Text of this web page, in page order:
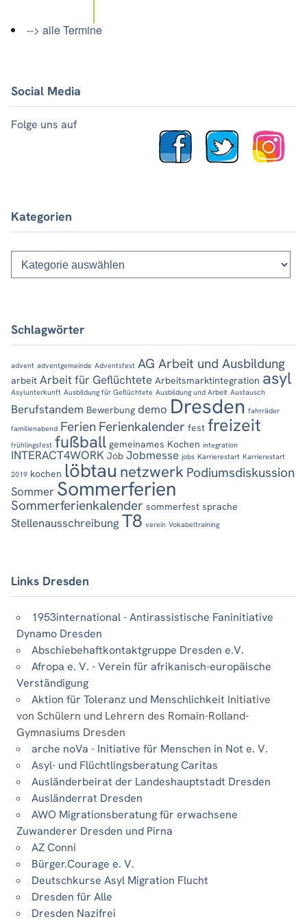
--> alle Termine
Social Media
Folge uns auf
Kategorien
Kategorien
Schlagwörter
advent adventgemeinde Adventsfest AG Arbeit und Ausbildung
arbeit Arbeit für Geflüchtete Arbeitsmarktintegration asyl
Asylunterkunft Ausbildung für Geflüchtete Ausbildung und Arbeit Austausch
Berufstandem Bewerbung demo Dresden fahrräder
familienabend Ferien Ferienkalender fest freizeit
frühlingsfest fußball gemeinames Kochen integration
INTERACT4WORK Job Jobmesse jobs Karrierestart Karrierestart
2019 kochen löbtau netzwerk Podiumsdiskussion
Sommer Sommerferien
Sommerferienkalender sommerfest sprache
Stellenausschreibung T8 verein Vokabeltraining
Links Dresden
1953international - Antirassistische Faninitiative
Dynamo Dresden
Abschiebehaftkontaktgruppe Dresden e.V.
Afropa e. V. - Verein für afrikanisch-europäische
Verständigung
Aktion für Toleranz und Menschlichkeit Initiative
von Schülern und Lehrern des Romain-Rolland-
Gymnasiums Dresden
arche noVa - Initiative für Menschen in Not e. V.
Asyl- und Flüchtlingsberatung Caritas
Ausländerbeirat der Landeshauptstadt Dresden
Ausländerrat Dresden
AWO Migrationsberatung für erwachsene
Zuwanderer Dresden und Pirna
AZ Conni
Bürger.Courage e. V.
Deutschkurse Asyl Migration Flucht
Dresden für Alle
Dresden Nazifrei